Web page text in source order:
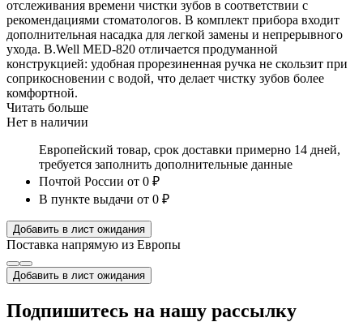
отслеживания времени чистки зубов в соответствии с
рекомендациями стоматологов. В комплект прибора входит
дополнительная насадка для легкой замены и непрерывного
ухода. B.Well MED-820 отличается продуманной
конструкцией: удобная прорезиненная ручка не скользит при
соприкосновении с водой, что делает чистку зубов более
комфортной.
Читать больше
Нет в наличии
Европейский товар, срок доставки примерно 14 дней,
требуется заполнить дополнительные данные
Почтой России от 0 ₽
В пункте выдачи от 0 ₽
Добавить в лист ожидания
Поставка напрямую из Европы
Добавить в лист ожидания
Подпишитесь на нашу рассылку